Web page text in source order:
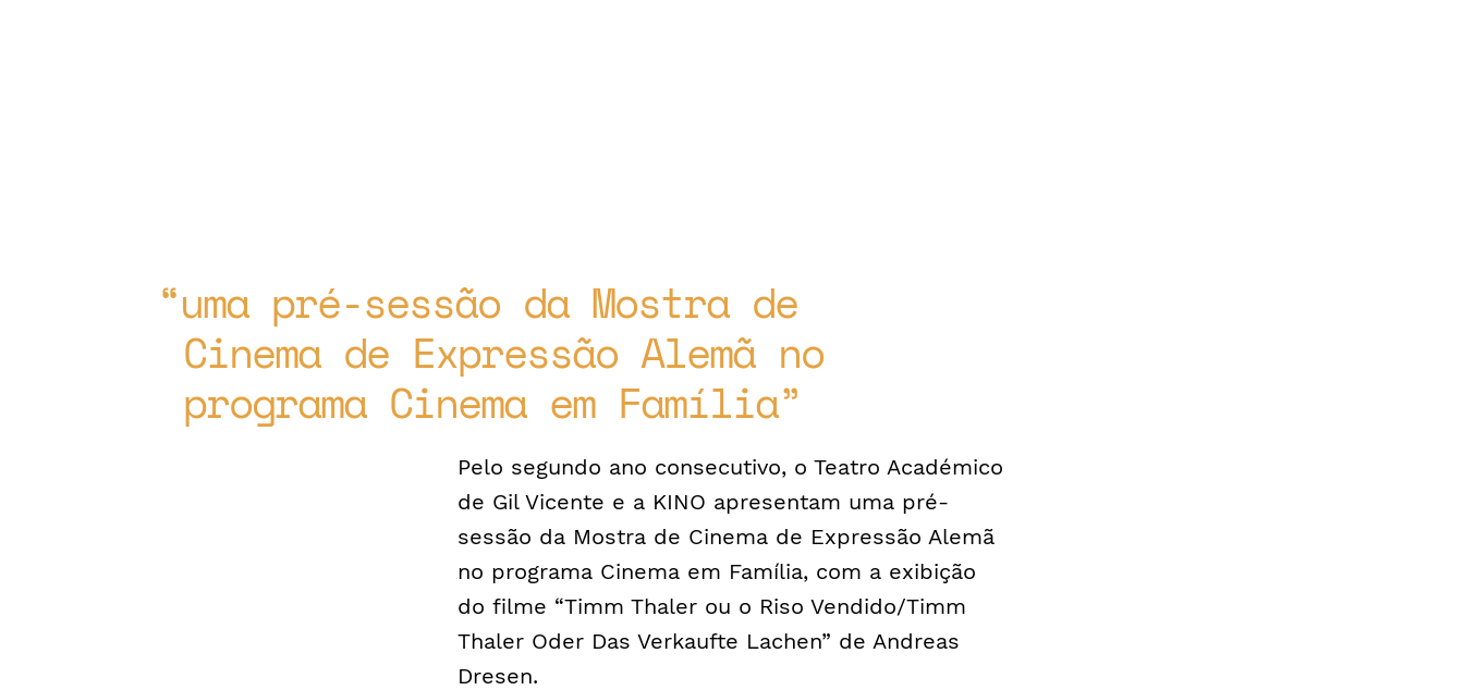
uma pré-sessão da Mostra de
Cinema de Expressão Alemã no
programa Cinema em Família
Pelo segundo ano consecutivo, o Teatro Académico
de Gil Vicente e a KINO apresentam uma pré-
sessão da Mostra de Cinema de Expressão Alemã
no programa Cinema em Família, com a exibição
do filme “Timm Thaler ou o Riso Vendido/Timm
Thaler Oder Das Verkaufte Lachen” de Andreas
Dresen.